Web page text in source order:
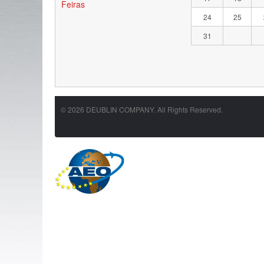
24
25
31
Feiras
© 2026 DEUBLIN COMPANY. All Rights Reserved.